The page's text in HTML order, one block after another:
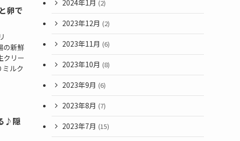
卵で
の新鮮
クリー
ルク
♪隠
2024年1月 (2)
2023年12月 (2)
2023年11月 (6)
2023年10月 (8)
2023年9月 (6)
2023年8月 (7)
2023年7月 (15)